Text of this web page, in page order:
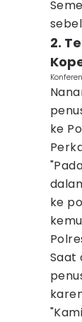
2.
ke
ke
Saat